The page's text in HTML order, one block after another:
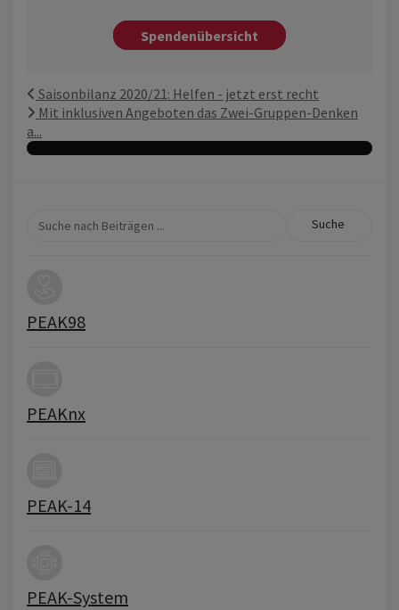
Spendenübersicht
Saisonbilanz 2020/21: Helfen - jetzt erst recht
Mit inklusiven Angeboten das Zwei-Gruppen-Denken
a...
Suche
PEAK98
PEAKnx
PEAK-14
PEAK-System